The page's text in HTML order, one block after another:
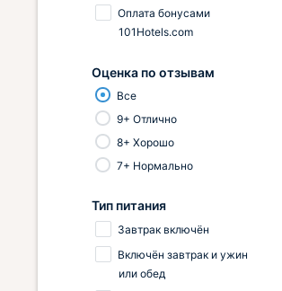
Оплата бонусами
101Hotels.com
Оценка по отзывам
Все
9+ Отлично
8+ Хорошо
7+ Нормально
Тип питания
Завтрак включён
Включён завтрак и ужин
или обед